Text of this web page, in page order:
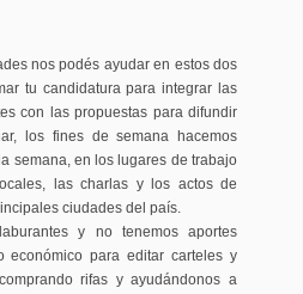
nos podés ayudar en estos dos
tu candidatura para integrar las
con las propuestas para difundir
los fines de semana hacemos
semana, en los lugares de trabajo
las charlas y los actos de
ciudades del país.
y no tenemos aportes
económico para editar carteles y
rifas y ayudándonos a